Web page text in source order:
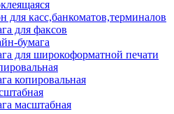
для касс,банкоматов,терминалов
для факсов
бумага
для широкоформатной печати
копировальная
масштабная